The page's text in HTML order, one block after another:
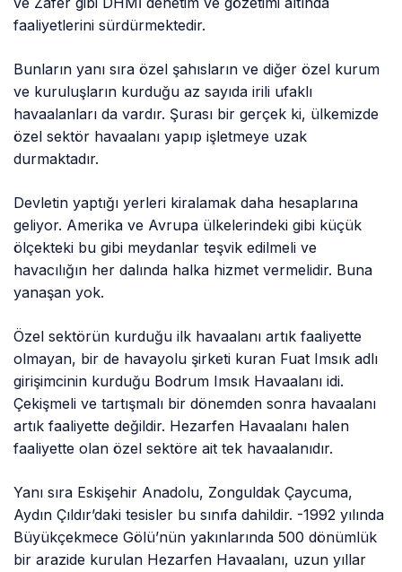
faaliyetlerini sürdürmektedir.
Bunların yanı sıra özel şahısların ve diğer özel kurum
ve kuruluşların kurduğu az sayıda irili ufaklı
havaalanları da vardır. Şurası bir gerçek ki, ülkemizde
özel sektör havaalanı yapıp işletmeye uzak
durmaktadır.
Devletin yaptığı yerleri kiralamak daha hesaplarına
geliyor. Amerika ve Avrupa ülkelerindeki gibi küçük
ölçekteki bu gibi meydanlar teşvik edilmeli ve
havacılığın her dalında halka hizmet vermelidir. Buna
yanaşan yok.
Özel sektörün kurduğu ilk havaalanı artık faaliyette
olmayan, bir de havayolu şirketi kuran Fuat Imsık adlı
girişimcinin kurduğu Bodrum Imsık Havaalanı idi.
Çekişmeli ve tartışmalı bir dönemden sonra havaalanı
artık faaliyette değildir. Hezarfen Havaalanı halen
faaliyette olan özel sektöre ait tek havaalanıdır.
Yanı sıra Eskişehir Anadolu, Zonguldak Çaycuma,
Aydın Çıldır’daki tesisler bu sınıfa dahildir. -1992 yılında
Büyükçekmece Gölü’nün yakınlarında 500 dönümlük
bir arazide kurulan Hezarfen Havaalanı, uzun yıllar